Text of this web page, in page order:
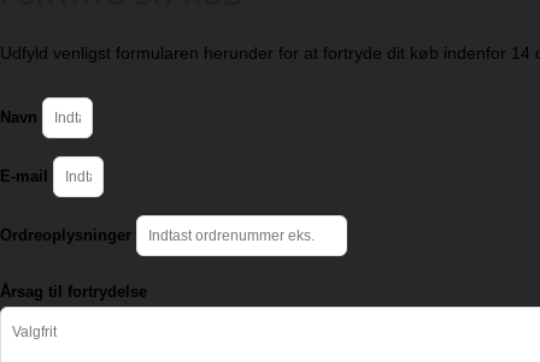
Udfyld venligst formularen herunder for at fortryde dit køb indenfor
Navn
E-mail
Ordreoplysninger
Årsag til fortrydelse